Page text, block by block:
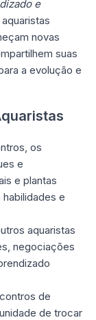
e
novas
suas
a evolução e
os
e
e plantas
e
aquaristas
negociações
de
de trocar